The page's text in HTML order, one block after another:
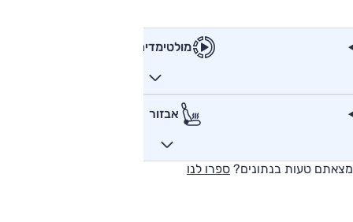
מולטימדיה
אבזור
מצאתם טעות בנתונים? ספרו לנו